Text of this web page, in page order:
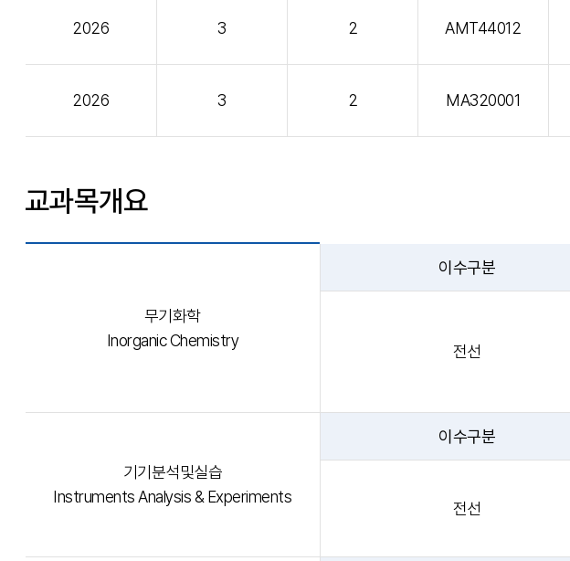
2026 3 2 AMT44012
2026 3 2 MA320001
교과목개요
무기화학
Inorganic Chemistry
이수구분
전선
기기분석및실습
Instruments Analysis & Experiments
이수구분
전선